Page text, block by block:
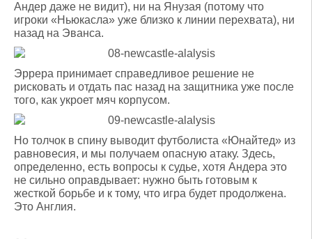
Андер даже не видит), ни на Янузая (потому что
игроки «Ньюкасла» уже близко к линии перехвата), ни
назад на Эванса.
Эррера принимает справедливое решение не
рисковать и отдать пас назад на защитника уже после
того, как укроет мяч корпусом.
Но толчок в спину выводит футболиста «Юнайтед» из
равновесия, и мы получаем опасную атаку. Здесь,
определенно, есть вопросы к судье, хотя Андера это
не сильно оправдывает: нужно быть готовым к
жесткой борьбе и к тому, что игра будет продолжена.
Это Англия.